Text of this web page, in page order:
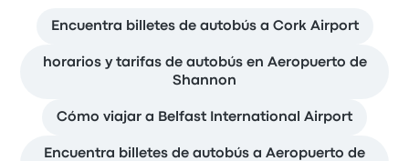
Encuentra billetes de autobús a Cork Airport
horarios y tarifas de autobús en Aeropuerto de
Shannon
Cómo viajar a Belfast International Airport
Encuentra billetes de autobús a Aeropuerto de